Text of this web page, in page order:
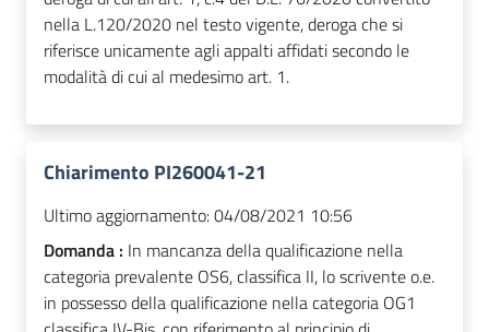
nella L.120/2020 nel testo vigente, deroga che si
riferisce unicamente agli appalti affidati secondo le
modalità di cui al medesimo art. 1.
Chiarimento PI260041-21
Ultimo aggiornamento:04/08/2021 10:56
Domanda : In mancanza della qualificazione nella
categoria prevalente OS6, classifica II, lo scrivente o.e.
in possesso della qualificazione nella categoria OG1